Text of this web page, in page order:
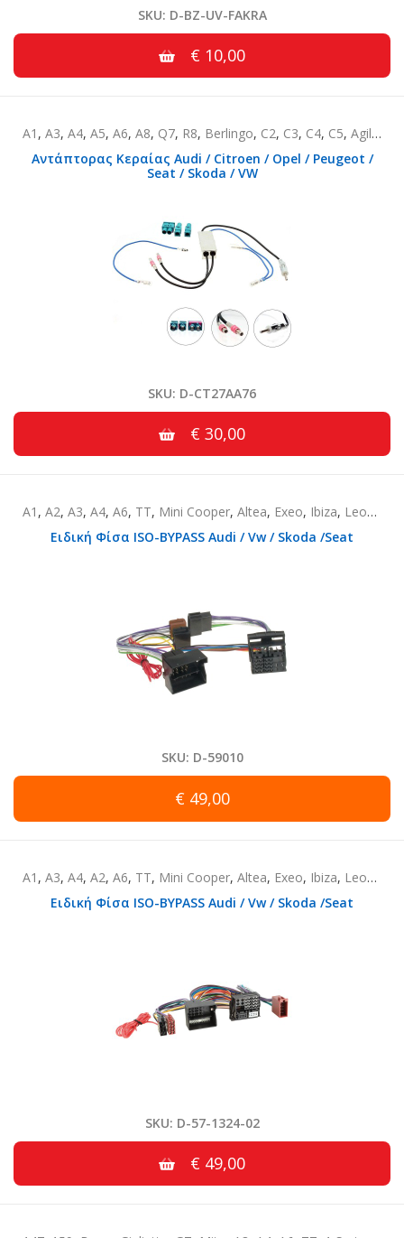
SKU: D-BZ-UV-FAKRA
€ 10,00
A1 , A3, A4, A5, A6, A8, Q7, R8, Berlingo, C2, C3, C4, C5, Agila ,
Αντάπτορας Κεραίας Audi / Citroen / Opel / Peugeot /
Seat / Skoda / VW
SKU: D-CT27AA76
€ 30,00
A1 , A2, A3, A4, A6, TT, Mini Cooper, Altea, Exeo, Ibiza, Leon ,
Ειδική Φίσα ISO-BYPASS Audi / Vw / Skoda /Seat
SKU: D-59010
€ 49,00
A1 , A3, A4, A2, A6, TT, Mini Cooper, Altea, Exeo, Ibiza, Leon ,
Ειδική Φίσα ISO-BYPASS Audi / Vw / Skoda /Seat
SKU: D-57-1324-02
€ 49,00